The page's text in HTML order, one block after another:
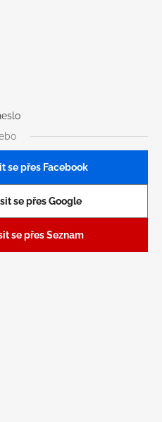
se přes Facebook
se přes Google
se přes Seznam